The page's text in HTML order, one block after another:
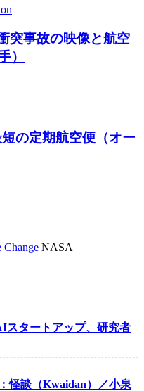
突事故の映像と航空
）
の定期航空便（オー
ChangeNASA
スタートアップ、研究者
怪談（Kwaidan）／小泉